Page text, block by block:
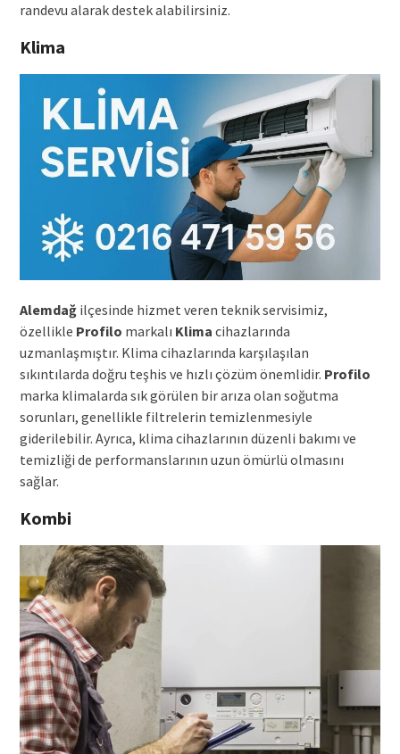
randevu alarak destek alabilirsiniz.
Klima
Alemdağilçesinde hizmet veren teknik servisimiz,
özellikle Profilo markalı Klima cihazlarında
uzmanlaşmıştır. Klima cihazlarında karşılaşılan
sıkıntılarda doğru teşhis ve hızlı çözüm önemlidir. Profilo
marka klimalarda sık görülen bir arıza olan soğutma
sorunları, genellikle filtrelerin temizlenmesiyle
giderilebilir. Ayrıca, klima cihazlarının düzenli bakımı ve
temizliği de performanslarının uzun ömürlü olmasını
sağlar.
Kombi